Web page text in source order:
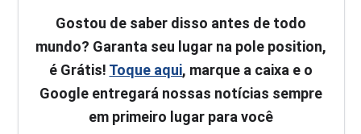
Gostou de saber disso antes de todo
mundo? Garanta seu lugar na pole position,
é Grátis! Toque aqui, marque a caixa e o
Google entregará nossas notícias sempre
em primeiro lugar para você